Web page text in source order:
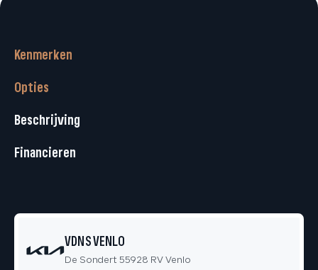
Kenmerken
Opties
Beschrijving
Financieren
VDNS VENLO
De Sondert 55928 RV Venlo